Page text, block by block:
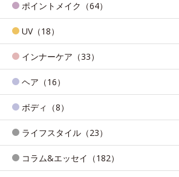
ポイントメイク（64）
UV（18）
インナーケア（33）
ヘア（16）
ボディ（8）
ライフスタイル（23）
コラム&エッセイ（182）